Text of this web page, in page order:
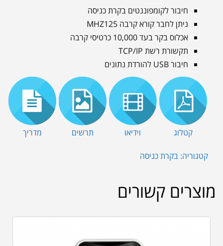
חיבור לקומפוננטים בקרת כניסה
ניתן לחבר קורא קרבה MHZ125
אכלוס בקר בעד 10,000 כרטיסי קרבה
תקשורת רשת TCP/IP
חיבור USB להורדת נתונים
קטלוג וידיאו תרשים מדריך
קטגוריה: בקרת כניסה
מוצרים קשורים